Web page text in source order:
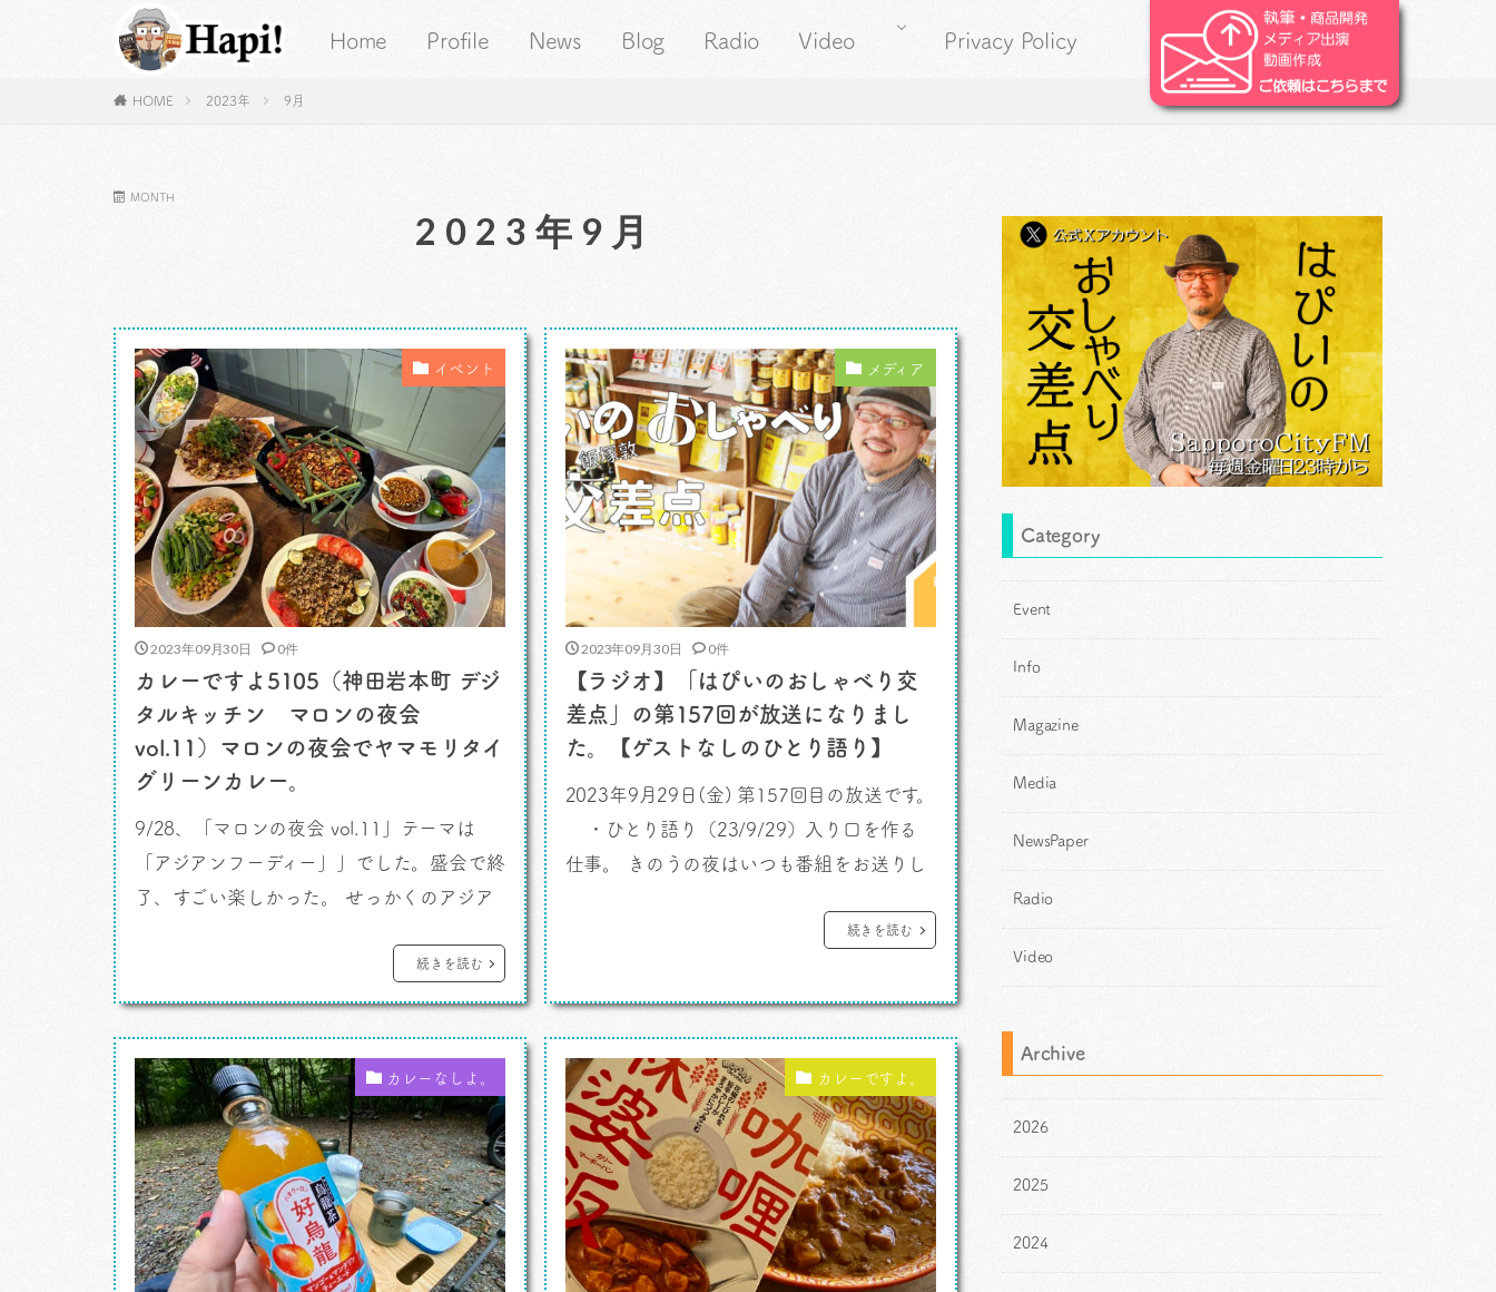
Home Profile News Blog Radio Video Privacy Policy
HOME 2023年 9月
MONTH
2023年9月
イベント
2023年09月30日 0件
カレーですよ5105（神田岩本町 デジ
タルキッチン マロンの夜会
vol.11）マロンの夜会でヤマモリタイ
グリーンカレー。
9/28、「マロンの夜会 vol.11」テーマは
「アジアンフーディー」」でした。盛会で終
了、すごい楽しかった。 せっかくのアジア
ょっとお手伝いをさせてもらいました。
カレーですよ。 フードスタイリスト・マ
ロンさんは雑誌やテレビラジオのお仕事、
料理教室などでご存じの方も多いと思いま
す。特に古くからの美食家、 […]
続きを読む
メディア
2023年09月30日 0件
【ラジオ】「はぴいのおしゃべり交
差点」の第157回が放送になりまし
た。【ゲストなしのひとり語り】
2023年9月29日(金) 第157回目の放送です。
・ひとり語り（23/9/29）入り口を作る
仕事。 きのうの夜はいつも番組をお送りし
ン」でマロンさんの定期イベント「マロン
らしかったのですが、その話から始まって、
今晩は「入り口を作る仕事」というお題
を。 仕事、と言ってもいいですし、ジャン
ル、と言 […]
続きを読む
カレーなしよ。 カレーですよ。
Category
Event
Info
Magazine
Media
NewsPaper
Radio
Video
Archive
2026
2025
2024